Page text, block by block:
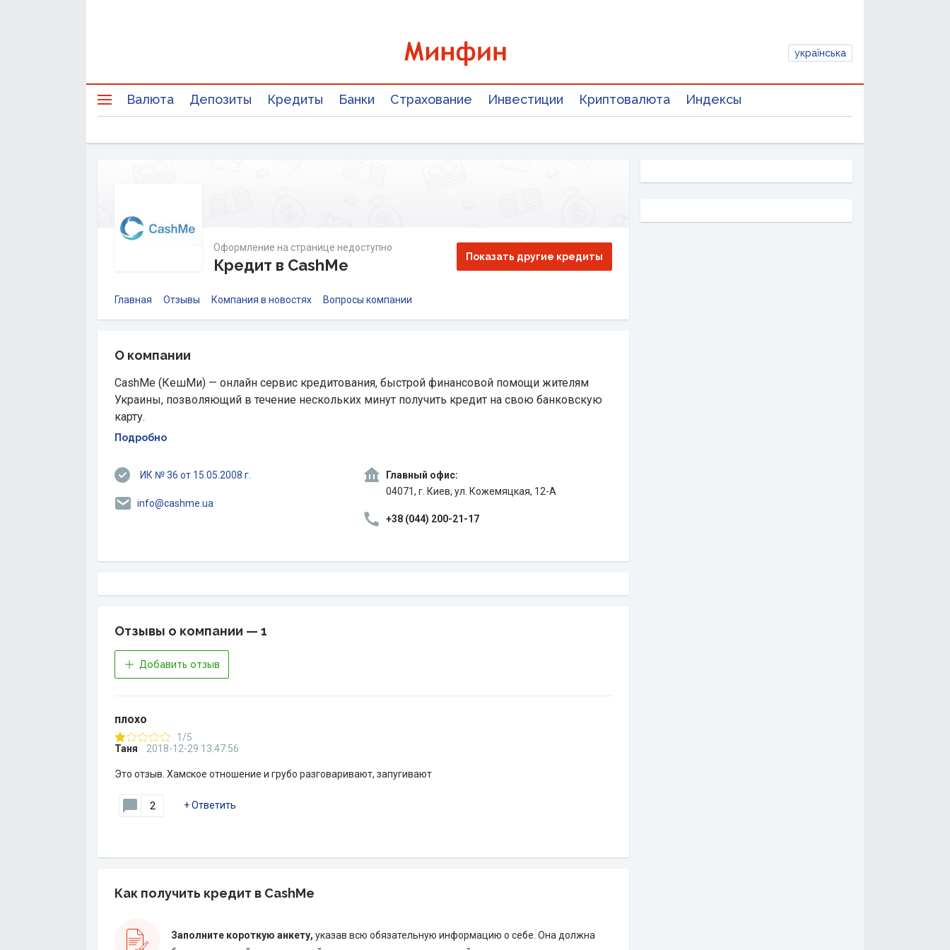
українська
Валюта Депозиты Кредиты Банки Страхование Инвестиции Криптовалюта Индексы
Оформление на странице недоступно
Кредит в CashMe Показать другие кредиты
Главная Отзывы Компания в новостях Вопросы компании
О компании
CashMe (КешМи) — онлайн сервис кредитования, быстрой финансовой помощи жителям
Украины, позволяющий в течение нескольких минут получить кредит на свою банковскую
карту.
Подробно
ИК № 36 от 15.05.2008 г.
info@cashme.ua
Главный офис:
04071, г. Киев, ул. Кожемяцкая, 12-А
+38 (044) 200-21-17
Отзывы о компании — 1
Добавить отзыв
плохо
1/5
Таня
2018-12-29 13:47:56
Это отзыв. Хамское отношение и грубо разговаривают, запугивают
2 +Ответить
Как получить кредит в CashMe
Заполните короткую анкету, указав всю обязательную информацию о себе. Она должна